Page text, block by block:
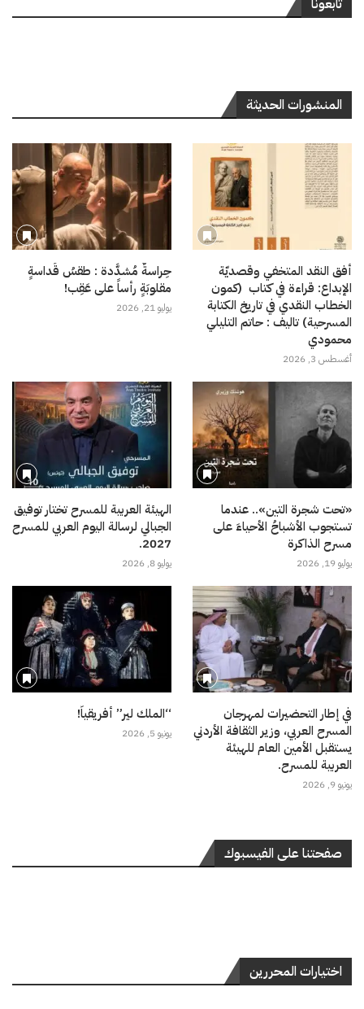
تابعونا
المنشورات الحديثة
أفق النقد المتخفي وقصديّة
الإبداع: قراءة في كتاب (كمون
الخطاب النقدي في تاريخ الكتابة
المسرحية) تاليف : حاتم التليلي
محمودي
أغسطس 3, 2026
حِراسةٌ مُشدَّدة : طقسُ قَداسةٍ
مقلوبَةٍ رأساً على عَقِب!
يوليو 21, 2026
«تحت شجرة التين».. عندما
تستجوب الأشباحُ الأحياءَ على
مسرح الذاكرة
يوليو 19, 2026
الهيئة العربية للمسرح تختار توفيق
الجبالي لرسالة اليوم العربي للمسرح
2027.
يوليو 8, 2026
في إطار التحضيرات لمهرجان
المسرح العربي، وزير الثقافة الأردني
يستقبل الأمين العام للهيئة
العربية للمسرح.
يونيو 9, 2026
“الملك لير” أفريقياً!
يونيو 5, 2026
صفحتنا على الفيسبوك
اختيارات المحررين